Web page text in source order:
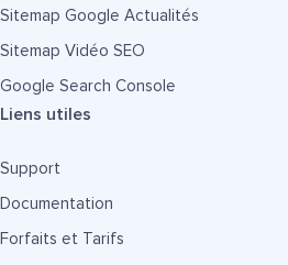
Sitemap Google Actualités
Sitemap Vidéo SEO
Google Search Console
Liens utiles
Support
Documentation
Forfaits et Tarifs